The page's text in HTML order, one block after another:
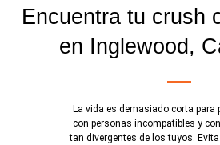
Encuentra tu crush
en Inglewood,
La vida es demasiado corta para
con personas incompatibles y
tan divergentes de los tuyos.